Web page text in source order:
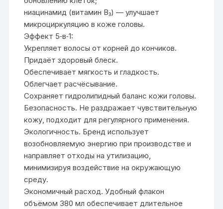
ниацинамид (витамин B₃) — улучшает
микроциркуляцию в коже головы.
Эффект 5‑в‑1:
Укрепляет волосы от корней до кончиков.
Придаёт здоровый блеск.
Обеспечивает мягкость и гладкость.
Облегчает расчёсывание.
Сохраняет гидролипидный баланс кожи головы.
Безопасность. Не раздражает чувствительную
кожу, подходит для регулярного применения.
Экологичность. Бренд использует
возобновляемую энергию при производстве и
направляет отходы на утилизацию,
минимизируя воздействие на окружающую
среду.
Экономичный расход. Удобный флакон
объёмом 380 мл обеспечивает длительное